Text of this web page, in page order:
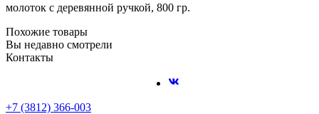
молоток с деревянной ручкой, 800 гр.
Похожие товары
Вы недавно смотрели
Контакты
+7 (3812) 366-003